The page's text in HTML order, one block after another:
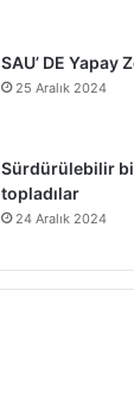
SAU’ DE Yapay
25 Aralık 2024
Sürdürülebilir
topladılar
24 Aralık 2024